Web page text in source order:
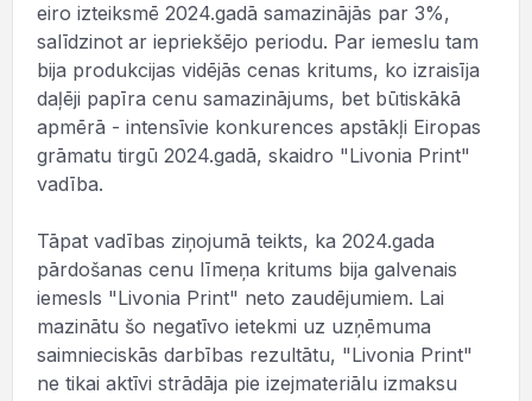
eiro izteiksmē 2024.gadā samazinājās par 3%,
salīdzinot ar iepriekšējo periodu. Par iemeslu tam
bija produkcijas vidējās cenas kritums, ko izraisīja
daļēji papīra cenu samazinājums, bet būtiskākā
apmērā - intensīvie konkurences apstākļi Eiropas
grāmatu tirgū 2024.gadā, skaidro "Livonia Print"
vadība.
Tāpat vadības ziņojumā teikts, ka 2024.gada
pārdošanas cenu līmeņa kritums bija galvenais
iemesls "Livonia Print" neto zaudējumiem. Lai
mazinātu šo negatīvo ietekmi uz uzņēmuma
saimnieciskās darbības rezultātu, "Livonia Print"
ne tikai aktīvi strādāja pie izejmateriālu izmaksu